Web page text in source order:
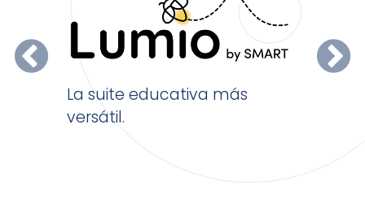
La suite educativa más
versátil.